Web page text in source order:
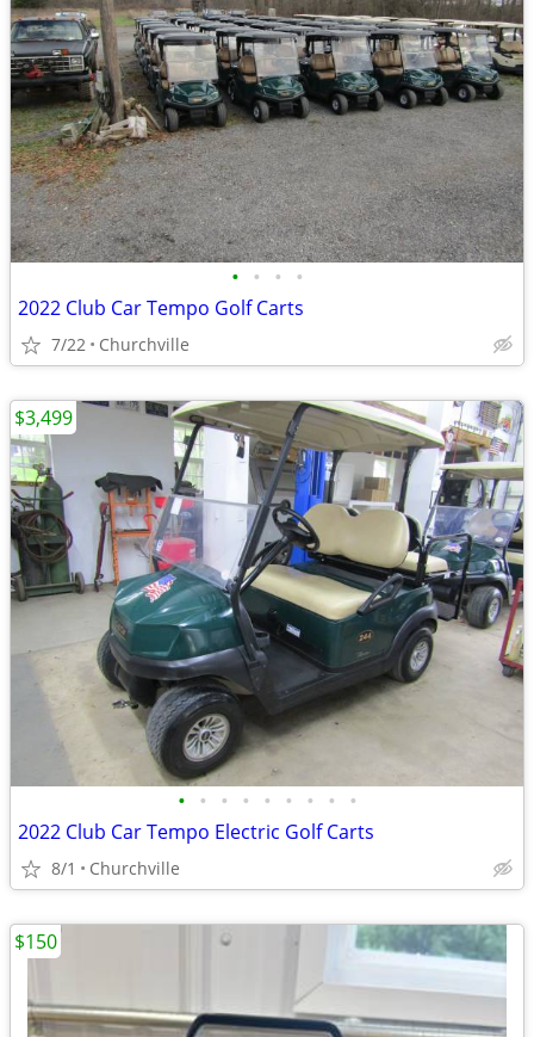
• • • •
2022 Club Car Tempo Golf Carts
7/22 Churchville
• • • • • • • • •
2022 Club Car Tempo Electric Golf Carts
8/1 Churchville
$3,499
$150